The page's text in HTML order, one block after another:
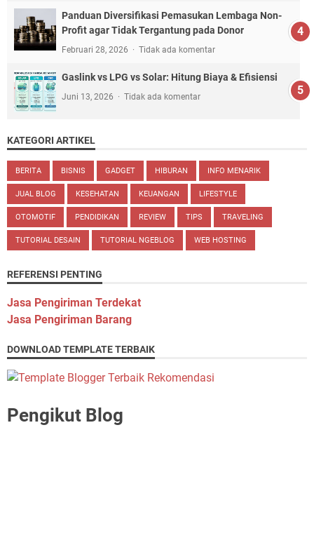
Panduan Diversifikasi Pemasukan Lembaga Non-
Profit agar Tidak Tergantung pada Donor
Februari 28, 2026 Tidak ada komentar
Gaslink vs LPG vs Solar: Hitung Biaya & Efisiensi
Juni 13, 2026 Tidak ada komentar
KATEGORI ARTIKEL
BERITA BISNIS GADGET HIBURAN INFO MENARIK
JUAL BLOG KESEHATAN KEUANGAN LIFESTYLE
OTOMOTIF PENDIDIKAN REVIEW TIPS TRAVELING
TUTORIAL DESAIN TUTORIAL NGEBLOG WEB HOSTING
REFERENSI PENTING
Jasa Pengiriman Terdekat
Jasa Pengiriman Barang
DOWNLOAD TEMPLATE TERBAIK
Pengikut Blog